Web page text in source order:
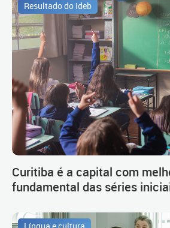
Resultado do Ideb
Curitiba é a capital com
fundamental das séries